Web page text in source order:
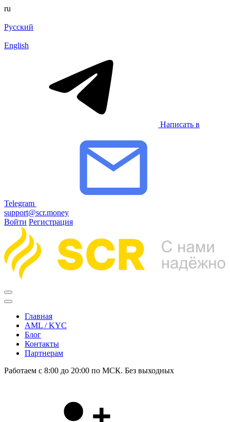
ru
Русский
English
Написать в
Telegram
support@scr.money
Войти Регистрация
Главная
AML / KYC
Блог
Контакты
Партнерам
Работаем с 8:00 до 20:00 по МСК. Без выходных